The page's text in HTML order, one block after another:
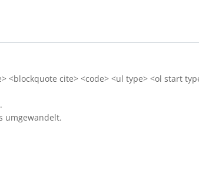
<blockquote cite> <code> <ul type> <ol start
umgewandelt.